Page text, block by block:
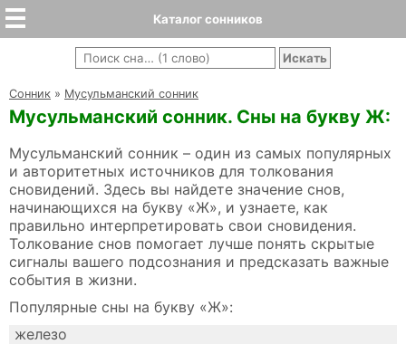
Каталог сонников
Cонник » Мусульманский сонник
Мусульманский сонник. Сны на букву Ж:
Мусульманский сонник – один из самых популярных
и авторитетных источников для толкования
сновидений. Здесь вы найдете значение снов,
начинающихся на букву «Ж», и узнаете, как
правильно интерпретировать свои сновидения.
Толкование снов помогает лучше понять скрытые
сигналы вашего подсознания и предсказать важные
события в жизни.
Популярные сны на букву «Ж»:
железо